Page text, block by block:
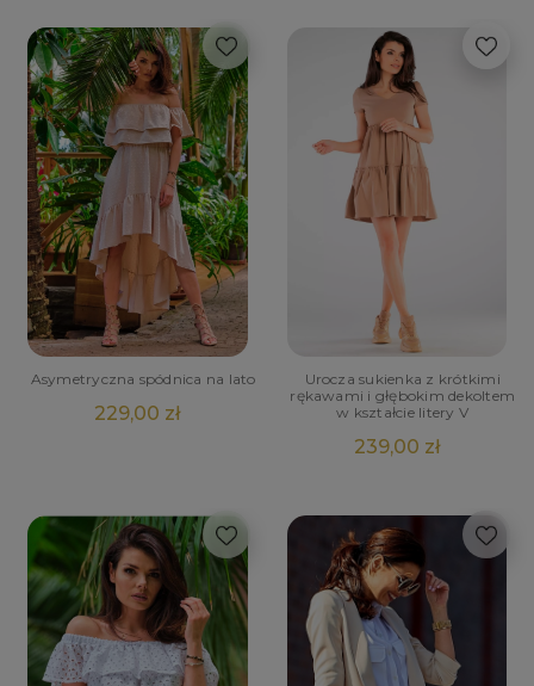
Asymetryczna spódnica na lato
229,00 zł
Urocza sukienka z krótkimi
rękawami i głębokim dekoltem
w kształcie litery V
239,00 zł